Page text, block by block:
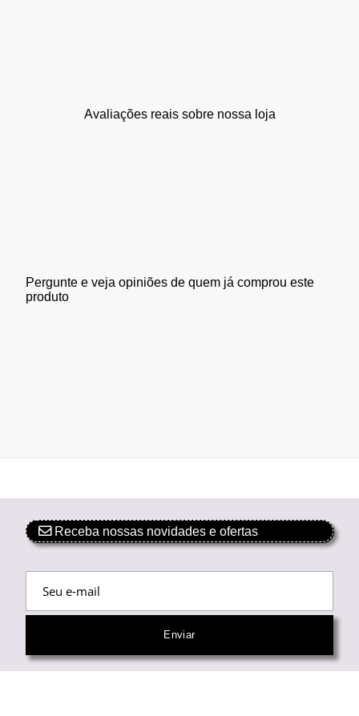
Avaliações reais sobre nossa loja
Pergunte e veja opiniões de quem já comprou este
produto
Receba nossas novidades e ofertas